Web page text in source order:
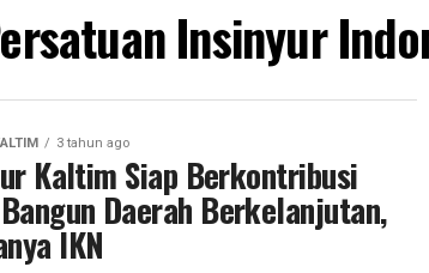
Insinyur
3 tahun ago
Kaltim Siap Berkontribusi
Daerah Berkelanjutan,
IKN